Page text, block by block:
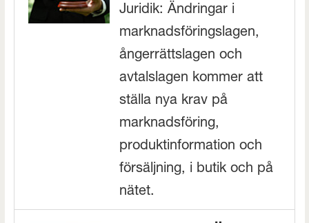
Juridik: Ändringar i
marknadsföringslagen,
ångerrättslagen och
avtalslagen kommer att
ställa nya krav på
marknadsföring,
produktinformation och
försäljning, i butik och på
nätet.